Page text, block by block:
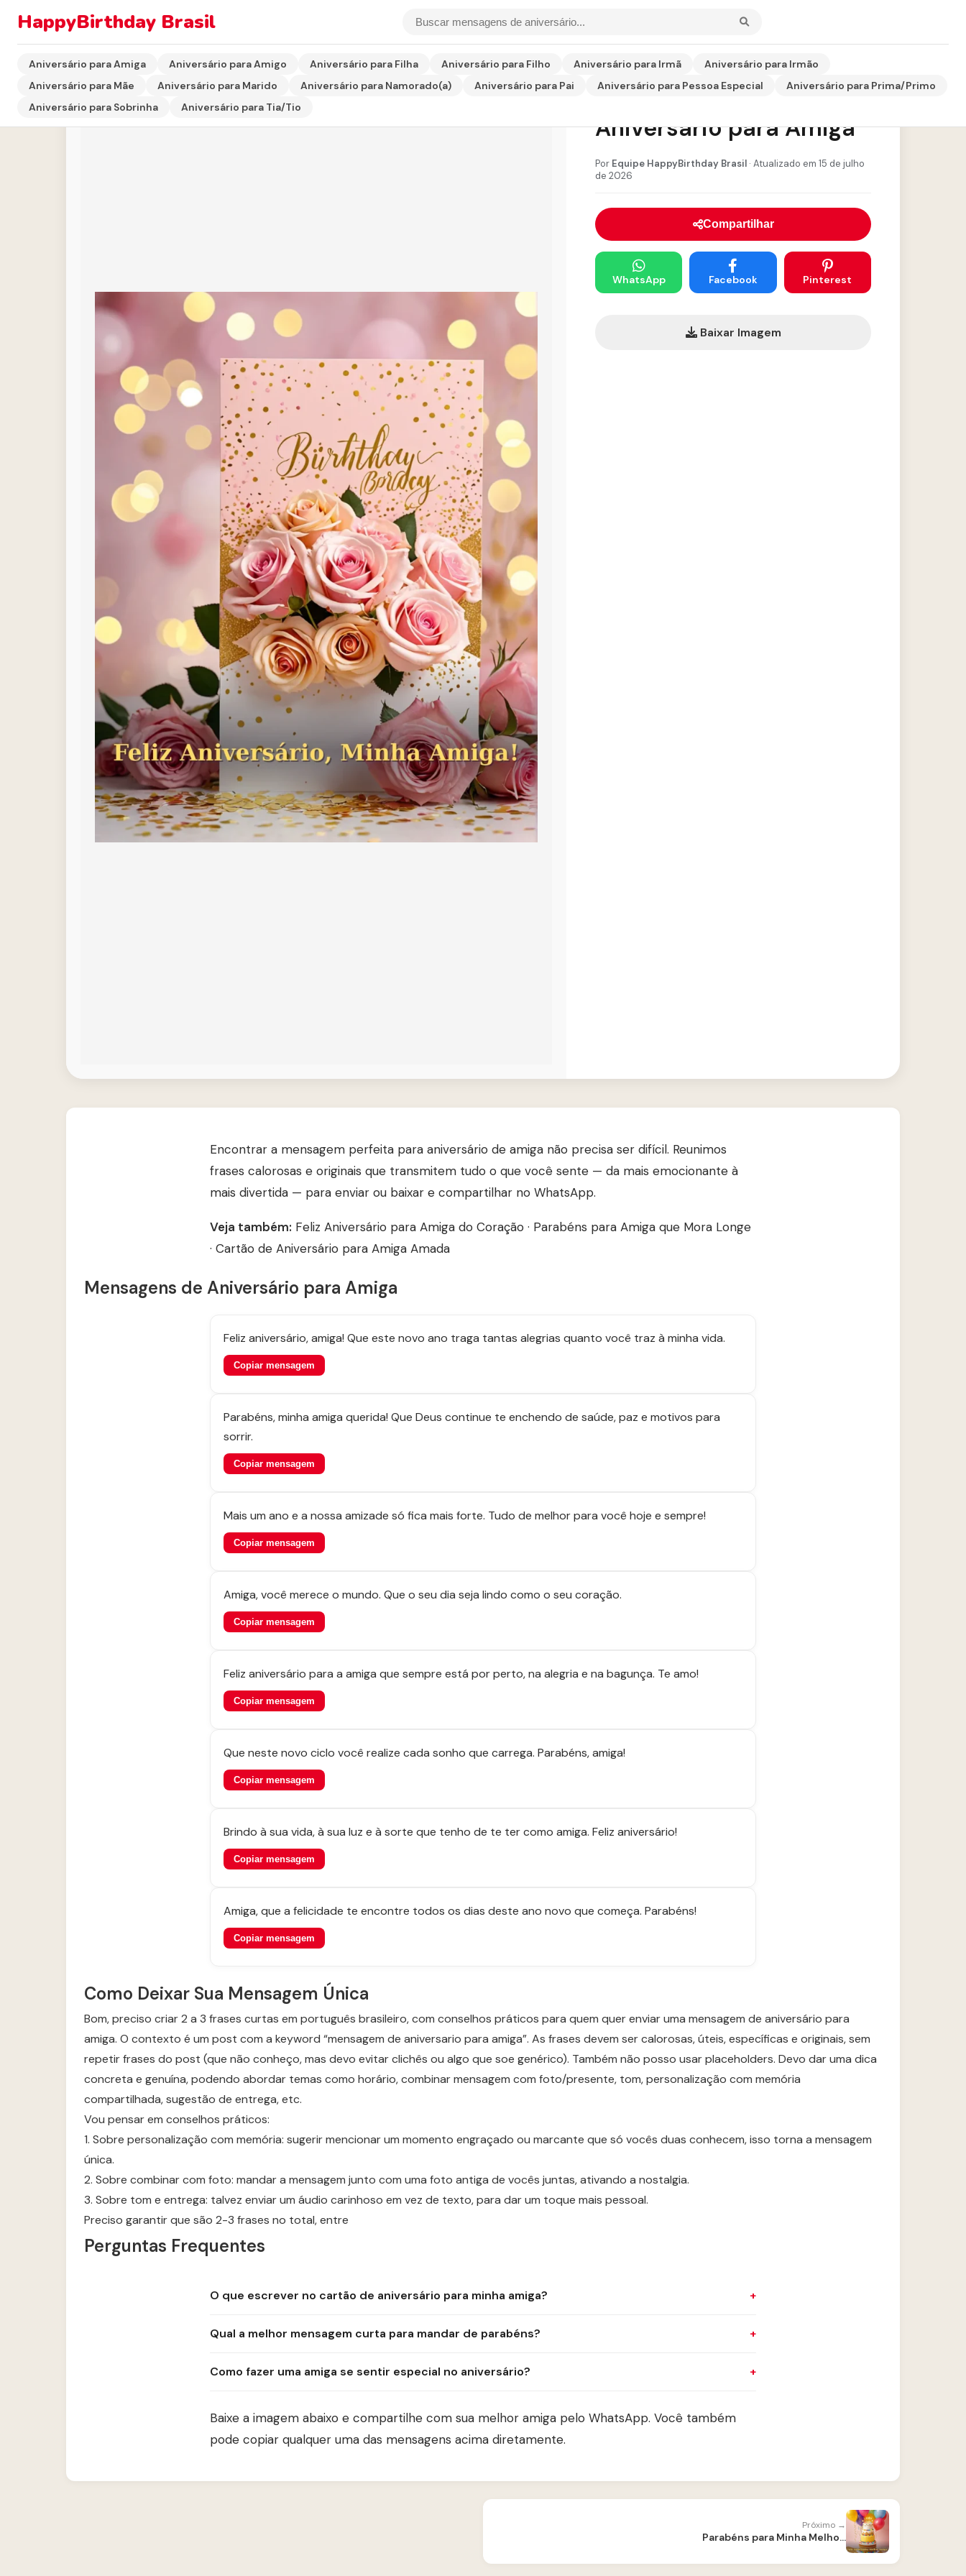
HappyBirthday Brasil
Aniversário para Amiga Aniversário para Amigo Aniversário para Filha Aniversário para Filho Aniversário para Irmã
Aniversário para Irmão
Aniversário para Mãe
Aniversário para Marido Aniversário para Namorado(a) Aniversário para Pai Aniversário para Pessoa Especial
Aniversário para Prima/Primo
Aniversário para Sobrinha
Aniversário para Tia/Tio
Mensagem de Feliz
Aniversário para Amiga
Por Equipe HappyBirthday Brasil · Atualizado em 15 de julho
de 2026
Compartilhar
WhatsApp Facebook Pinterest
Baixar Imagem
Encontrar a mensagem perfeita para aniversário de amiga não precisa ser difícil. Reunimos
frases calorosas e originais que transmitem tudo o que você sente — da mais emocionante à
mais divertida — para enviar ou baixar e compartilhar no WhatsApp.
Veja também: Feliz Aniversário para Amiga do Coração · Parabéns para Amiga que Mora Longe
· Cartão de Aniversário para Amiga Amada
Mensagens de Aniversário para Amiga
Feliz aniversário, amiga! Que este novo ano traga tantas alegrias quanto você traz à minha vida.
Copiar mensagem
Parabéns, minha amiga querida! Que Deus continue te enchendo de saúde, paz e motivos para
sorrir.
Copiar mensagem
Mais um ano e a nossa amizade só fica mais forte. Tudo de melhor para você hoje e sempre!
Copiar mensagem
Amiga, você merece o mundo. Que o seu dia seja lindo como o seu coração.
Copiar mensagem
Feliz aniversário para a amiga que sempre está por perto, na alegria e na bagunça. Te amo!
Copiar mensagem
Que neste novo ciclo você realize cada sonho que carrega. Parabéns, amiga!
Copiar mensagem
Brindo à sua vida, à sua luz e à sorte que tenho de te ter como amiga. Feliz aniversário!
Copiar mensagem
Amiga, que a felicidade te encontre todos os dias deste ano novo que começa. Parabéns!
Copiar mensagem
Como Deixar Sua Mensagem Única
Bom, preciso criar 2 a 3 frases curtas em português brasileiro, com conselhos práticos para quem quer enviar uma mensagem de aniversário para
amiga. O contexto é um post com a keyword “mensagem de aniversario para amiga”. As frases devem ser calorosas, úteis, específicas e originais, sem
repetir frases do post (que não conheço, mas devo evitar clichês ou algo que soe genérico). Também não posso usar placeholders. Devo dar uma dica
concreta e genuína, podendo abordar temas como horário, combinar mensagem com foto/presente, tom, personalização com memória
compartilhada, sugestão de entrega, etc.
Vou pensar em conselhos práticos:
1. Sobre personalização com memória: sugerir mencionar um momento engraçado ou marcante que só vocês duas conhecem, isso torna a mensagem
única.
2. Sobre combinar com foto: mandar a mensagem junto com uma foto antiga de vocês juntas, ativando a nostalgia.
3. Sobre tom e entrega: talvez enviar um áudio carinhoso em vez de texto, para dar um toque mais pessoal.
Preciso garantir que são 2-3 frases no total, entre
Perguntas Frequentes
O que escrever no cartão de aniversário para minha amiga?
Qual a melhor mensagem curta para mandar de parabéns?
Como fazer uma amiga se sentir especial no aniversário?
Baixe a imagem abaixo e compartilhe com sua melhor amiga pelo WhatsApp. Você também
pode copiar qualquer uma das mensagens acima diretamente.
Próximo →
Parabéns para Minha Melhor Amiga — Frases Especiais